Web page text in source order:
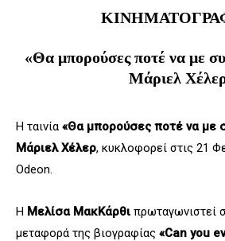
«Θα μπορούσες ποτέ να με
Μάριελ
Η ταινία «Θα μπορούσες ποτέ να με
Μάριελ Χέλερ, κυκλοφορεί στις 21
Odeon.
Η Μελίσα ΜακΚάρθι πρωταγωνιστεί
μεταφορά της βιογραφίας «Can you